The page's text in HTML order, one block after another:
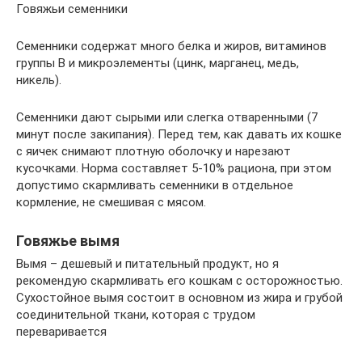
Говяжьи семенники
Семенники содержат много белка и жиров, витаминов
группы В и микроэлементы (цинк, марганец, медь,
никель).
Семенники дают сырыми или слегка отваренными (7
минут после закипания). Перед тем, как давать их кошке
с яичек снимают плотную оболочку и нарезают
кусочками. Норма составляет 5-10% рациона, при этом
допустимо скармливать семенники в отдельное
кормление, не смешивая с мясом.
Говяжье вымя
Вымя – дешевый и питательный продукт, но я
рекомендую скармливать его кошкам с осторожностью.
Сухостойное вымя состоит в основном из жира и грубой
соединительной ткани, которая с трудом
переваривается